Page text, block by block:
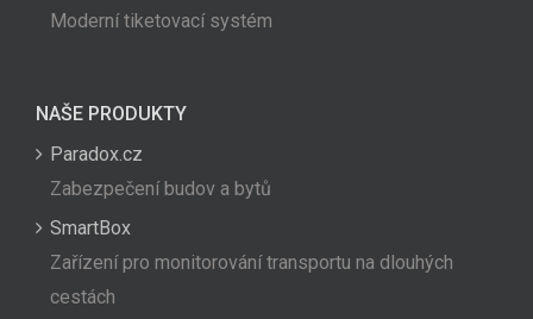
Moderní tiketovací systém
NAŠE PRODUKTY
Paradox.cz
Zabezpečení budov a bytů
SmartBox
Zařízení pro monitorování transportu na dlouhých
cestách